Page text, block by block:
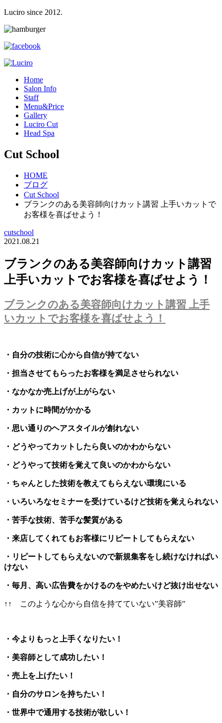
Luciro since 2012.
Home
Salon Info
Staff
Menu&Price
Gallery
Luciro Cut
Head Spa
Cut School
HOME
ブログ
Cut School
ブランクのある美容師向けカット講習 上手いカットで
お客様を喜ばせよう！
cutschool
2021.08.21
ブランクのある美容師向けカット講習
上手いカットでお客様を喜ばせよう！
ブランクのある美容師向けカット講習 上手
いカットでお客様を喜ばせよう！
・自分の技術に心から自信が持てない
・担当させてもらったお客様を満足させられない
・なかなか売上げが上がらない
・カットに時間がかかる
・思い通りのヘアスタイルが創れない
・どうやってカットしたら良いのかわからない
・どうやって技術を覚えて良いのかわからない
・ちゃんとした技術を教えてもらえない環境にいる
・いろいろなセミナーを受けているけど技術を覚えられない
・苦手な技術、苦手な髪質がある
・来店してくれてもお客様にリピートしてもらえない
・リピートしてもらえないので新規集客をし続けなければい
けない
・毎月、高い広告費をかけるのをやめたいけど抜け出せない
↑↑ このような心から自信を持てていない”美容師”
・今よりもっと上手くなりたい！
・美容師として成功したい！
・売上を上げたい！
・自分のサロンを持ちたい！
・世界中で通用する技術が欲しい！